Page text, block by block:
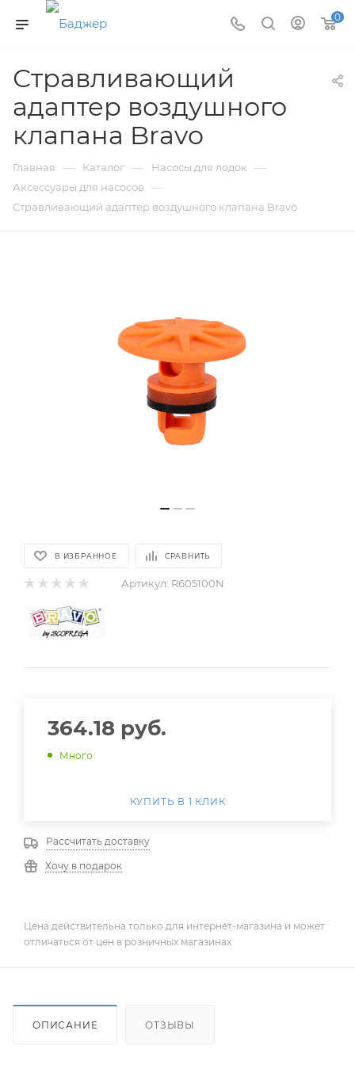
0
Стравливающий
адаптер воздушного
клапана Bravo
Главная — Каталог — Насосы для лодок —
Аксессуары для насосов —
Стравливающий адаптер воздушного клапана Bravo
В ИЗБРАННОЕ СРАВНИТЬ
Артикул: R605100N
364.18 руб.
Много
КУПИТЬ В 1 КЛИК
Рассчитать доставку
Хочу в подарок
Цена действительна только для интернет-магазина и может
отличаться от цен в розничных магазинах
ОПИСАНИЕ ОТЗЫВЫ